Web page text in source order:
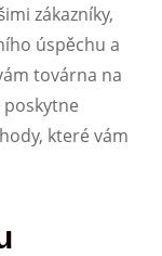
zákazníky,
úspěchu a
továrna na
které vám